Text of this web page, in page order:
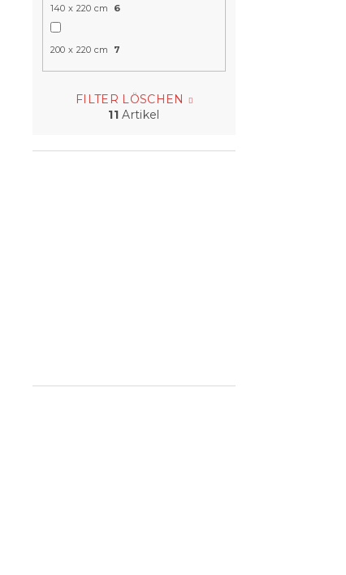
140 x 220 cm 6
200 x 220 cm 7
FILTER LÖSCHEN
11 Artikel